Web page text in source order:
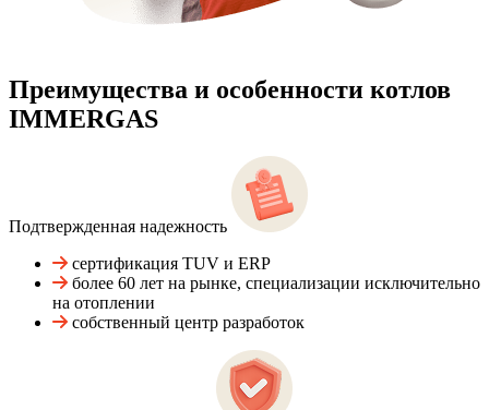
Преимущества и особенности котлов
IMMERGAS
Подтвержденная надежность
сертификация TUV и ERP
более 60 лет на рынке, специализации исключительно
на отоплении
собственный центр разработок